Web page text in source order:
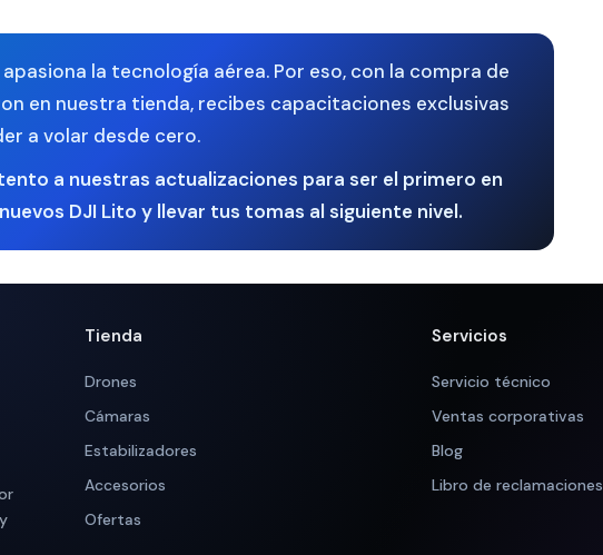
apasiona la tecnología aérea. Por eso, con la compra de
en nuestra tienda, recibes capacitaciones exclusivas
a volar desde cero.
a nuestras actualizaciones para ser el primero en
DJI Lito y llevar tus tomas al siguiente nivel.
Tienda
Drones
Cámaras
Estabilizadores
Accesorios
Ofertas
Servicios
Servicio técnico
Ventas corporativas
Blog
Libro de reclamaciones